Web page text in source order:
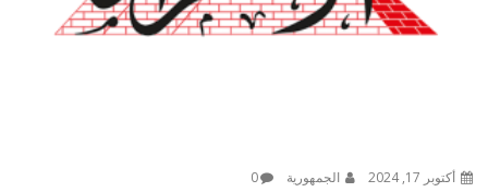
أكتوبر 17, 2024 الجمهورية 0